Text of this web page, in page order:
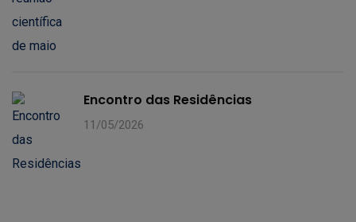
Encontro das Residências
11/05/2026